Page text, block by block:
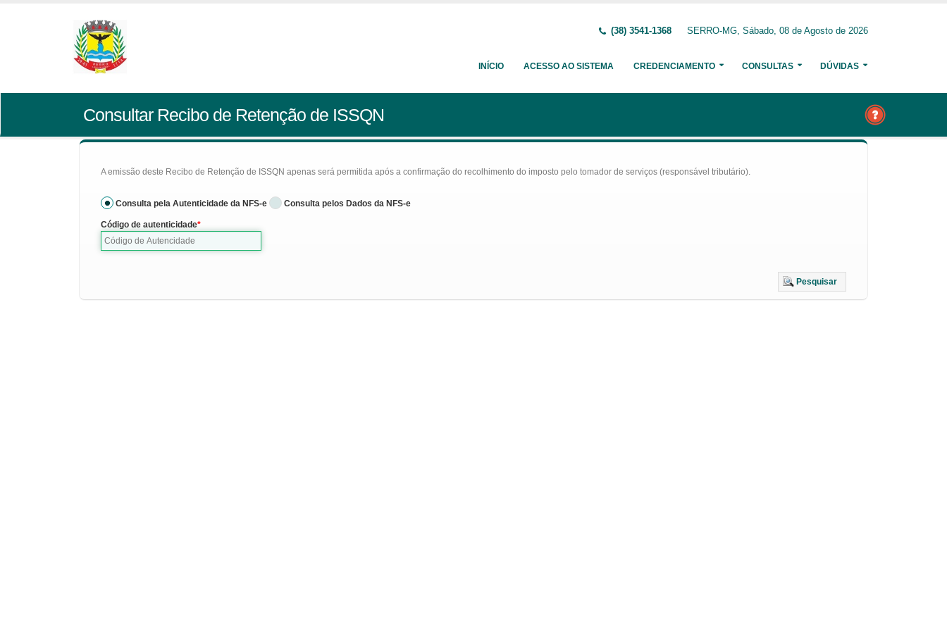
(38) 3541-1368 SERRO-MG, Sábado, 08 de Agosto de 2026
INÍCIO ACESSO AO SISTEMA CREDENCIAMENTO CONSULTAS DÚVIDAS
Consultar Recibo de Retenção de ISSQN
A emissão deste Recibo de Retenção de ISSQN apenas será permitida após a confirmação do recolhimento do imposto pelo tomador de serviços (responsável tributário).
Consulta pela Autenticidade da NFS-e Consulta pelos Dados da NFS-e
Código de autenticidade
Pesquisar